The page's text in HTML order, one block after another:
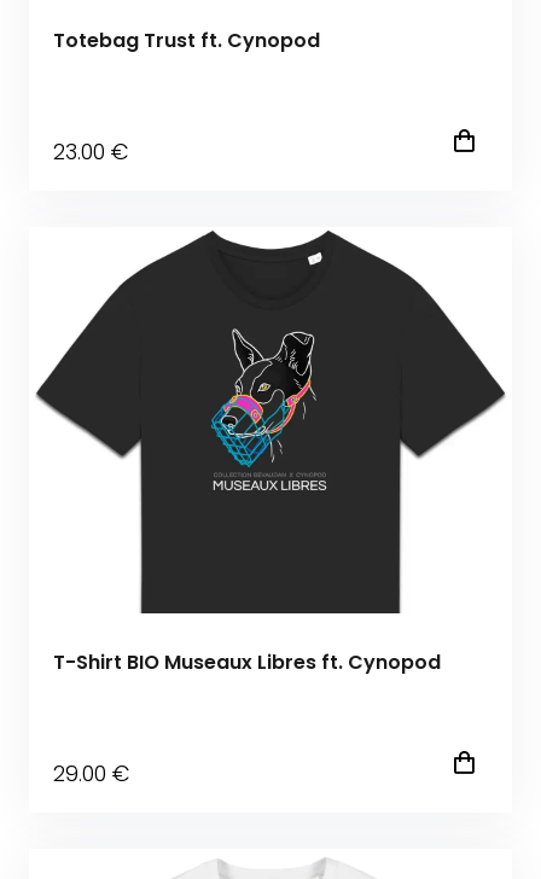
Totebag Trust ft. Cynopod
23.00 €
T-Shirt BIO Museaux Libres ft. Cynopod
29.00 €